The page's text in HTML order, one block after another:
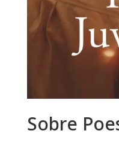
Sobre